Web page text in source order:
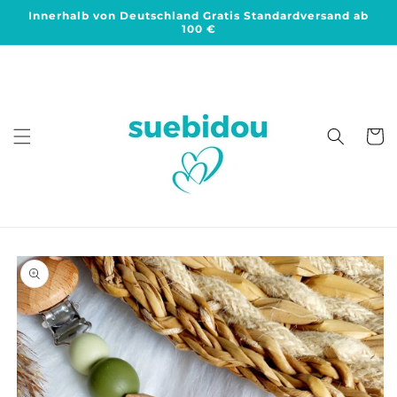
zum
Innerhalb von Deutschland Gratis Standardversand ab
100 €